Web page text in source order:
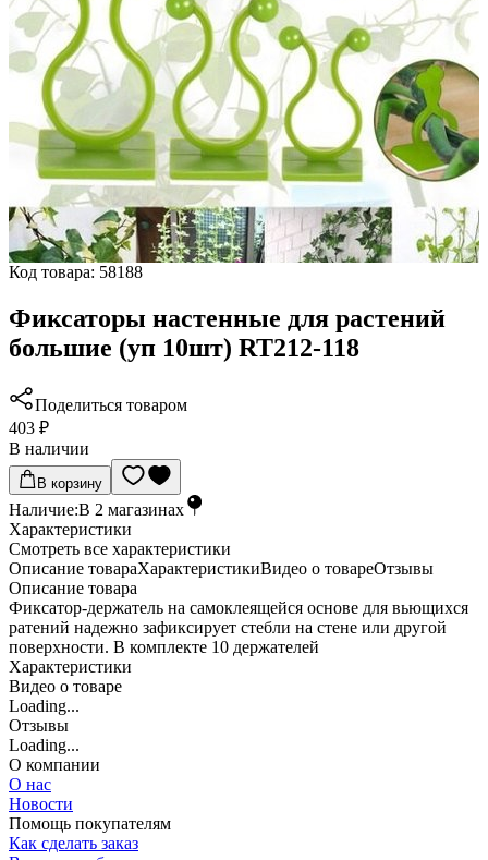
Код товара: 58188
Фиксаторы настенные для растений
большие (уп 10шт) RT212-118
Поделиться товаром
403 ₽
В наличии
В корзину
Наличие:В 2 магазинах
Характеристики
Cмотреть все характеристики
Описание товараХарактеристикиВидео о товареОтзывы
Описание товара
Фиксатор-держатель на самоклеящейся основе для вьющихся
ратений надежно зафиксирует стебли на стене или другой
поверхности. В комплекте 10 держателей
Характеристики
Видео о товаре
Loading...
Отзывы
Loading...
О компании
О нас
Новости
Помощь покупателям
Как сделать заказ